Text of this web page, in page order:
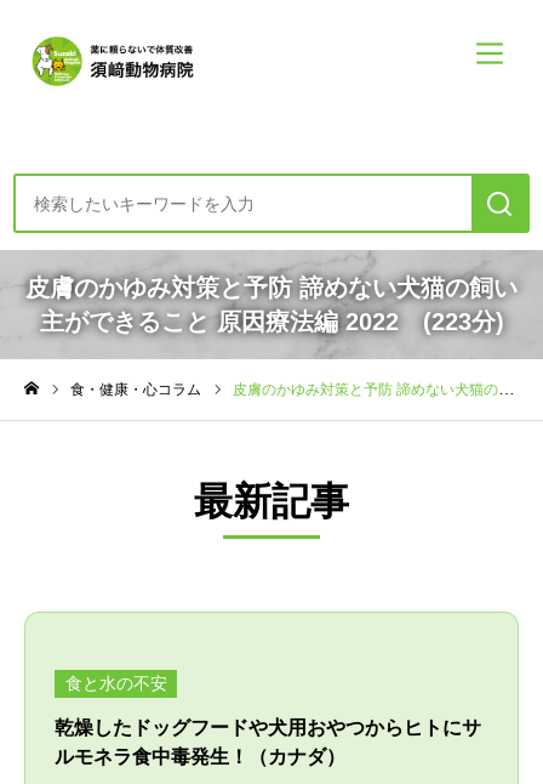
診療案内・申し込み
初めての方へー診療の方針
食・健康・心コラム
須崎動物病院について
獣医師紹介
診療案内・申し込み
フォトチェック
須崎院長が運営する各種サイト
皮膚のかゆみ対策と予防 諦めない犬猫の飼い
主ができること 原因療法編 2022 (223分)
食・健康・心コラム 皮膚のかゆみ対策と予防 諦めない犬猫の飼い主ができること 原因療法編 2022 (223分)
最新記事
食と水の不安
乾燥したドッグフードや犬用おやつからヒトにサ
ルモネラ食中毒発生！（カナダ）